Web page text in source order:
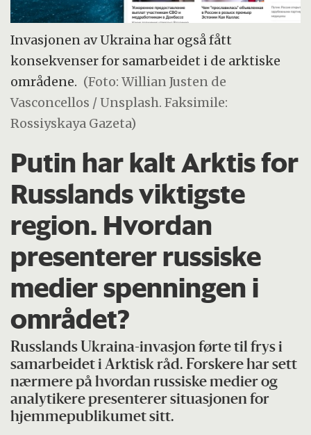
Invasjonen av Ukraina har også fått
konsekvenser for samarbeidet i de arktiske
områdene. (Foto: Willian Justen de
Vasconcellos / Unsplash. Faksimile:
Rossiyskaya Gazeta)
Putin har kalt Arktis for
Russlands viktigste
region. Hvordan
presenterer russiske
medier spenningen i
området?
Russlands Ukraina-invasjon førte til frys i
samarbeidet i Arktisk råd. Forskere har sett
nærmere på hvordan russiske medier og
analytikere presenterer situasjonen for
hjemmepublikumet sitt.